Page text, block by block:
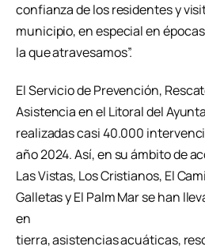
confianza de los residentes y
municipio, en especial en
la que atravesamos”.
El Servicio de Prevención,
Asistencia en el Litoral del
realizadas casi 40.000
año 2024. Así, en su ámbito de
Las Vistas, Los Cristianos, El
Galletas y El Palm Mar se han
en
tierra, asistencias acuáticas,